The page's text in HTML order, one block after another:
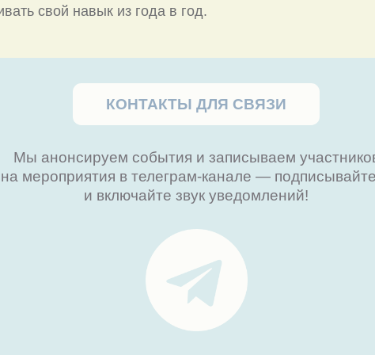
свой навык из года в год.
анонсируем события и записываем участников
в телеграм-канале — подписывайтесь
и включайте звук уведомлений!